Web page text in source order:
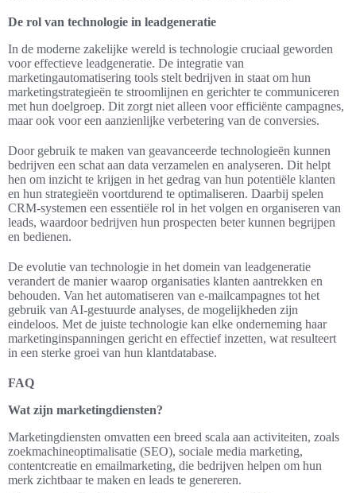
De rol van technologie in leadgeneratie
In de moderne zakelijke wereld is technologie cruciaal geworden
voor effectieve leadgeneratie. De integratie van
marketingautomatisering tools stelt bedrijven in staat om hun
marketingstrategieën te stroomlijnen en gerichter te communiceren
met hun doelgroep. Dit zorgt niet alleen voor efficiënte campagnes,
maar ook voor een aanzienlijke verbetering van de conversies.
Door gebruik te maken van geavanceerde technologieën kunnen
bedrijven een schat aan data verzamelen en analyseren. Dit helpt
hen om inzicht te krijgen in het gedrag van hun potentiële klanten
en hun strategieën voortdurend te optimaliseren. Daarbij spelen
CRM-systemen een essentiële rol in het volgen en organiseren van
leads, waardoor bedrijven hun prospecten beter kunnen begrijpen
en bedienen.
De evolutie van technologie in het domein van leadgeneratie
verandert de manier waarop organisaties klanten aantrekken en
behouden. Van het automatiseren van e-mailcampagnes tot het
gebruik van AI-gestuurde analyses, de mogelijkheden zijn
eindeloos. Met de juiste technologie kan elke onderneming haar
marketinginspanningen gericht en effectief inzetten, wat resulteert
in een sterke groei van hun klantdatabase.
FAQ
Wat zijn marketingdiensten?
Marketingdiensten omvatten een breed scala aan activiteiten, zoals
zoekmachineoptimalisatie (SEO), sociale media marketing,
contentcreatie en emailmarketing, die bedrijven helpen om hun
merk zichtbaar te maken en leads te genereren.